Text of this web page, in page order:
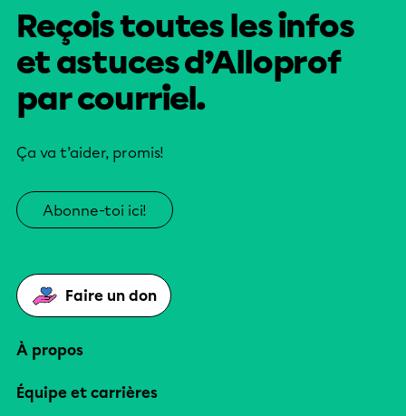
Reçois toutes les infos
et astuces d’Alloprof
par courriel.
Ça va t’aider, promis!
Abonne-toi ici!
Faire un don
À propos
Équipe et carrières